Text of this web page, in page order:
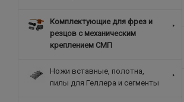
Комплектующие для фрез и
резцов с механическим
креплением СМП
Ножи вставные, полотна,
пилы для Геллера и сегменты